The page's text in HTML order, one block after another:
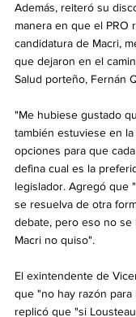
Además, reiteró su
manera en que el PRO
candidatura de Macri,
que dejaron en el
Salud porteño, Fernán
"Me hubiese gustado
también estuviese en
opciones para que
defina cual es la
legislador. Agregó que
se resuelva de otra
debate, pero eso no
Macri no quiso".
El exintendente de
que "no hay razón para
replicó que "si